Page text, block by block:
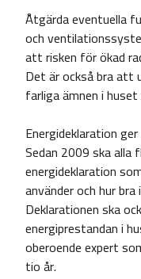
Åtgärda eventuella
och
att risken för ökad
Det är också bra att
farliga ämnen i
Energideklaration
Sedan 2009 ska alla
energideklaration
använder och hur
Deklarationen ska
energiprestandan i
oberoende expert
tio år.